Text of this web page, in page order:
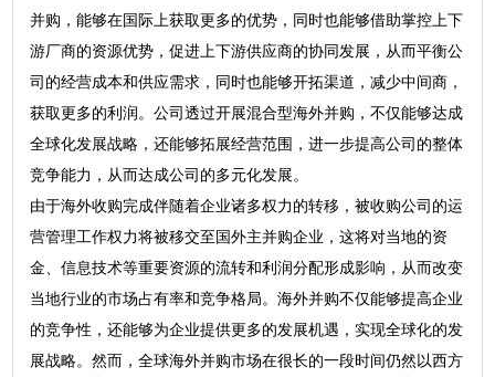
并购，能够在国际上获取更多的优势，同时也能够借助掌控上下
游厂商的资源优势，促进上下游供应商的协同发展，从而平衡公
司的经营成本和供应需求，同时也能够开拓渠道，减少中间商，
获取更多的利润。公司透过开展混合型海外并购，不仅能够达成
全球化发展战略，还能够拓展经营范围，进一步提高公司的整体
竞争能力，从而达成公司的多元化发展。
由于海外收购完成伴随着企业诸多权力的转移，被收购公司的运
营管理工作权力将被移交至国外主并购企业，这将对当地的资
金、信息技术等重要资源的流转和利润分配形成影响，从而改变
当地行业的市场占有率和竞争格局。海外并购不仅能够提高企业
的竞争性，还能够为企业提供更多的发展机遇，实现全球化的发
展战略。然而，全球海外并购市场在很长的一段时间仍然以西方